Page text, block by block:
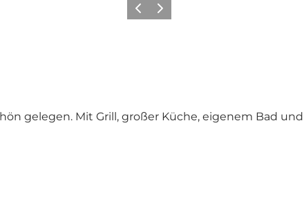
ZurückWeiter
gelegen. Mit Grill, großer Küche, eigenem Bad und